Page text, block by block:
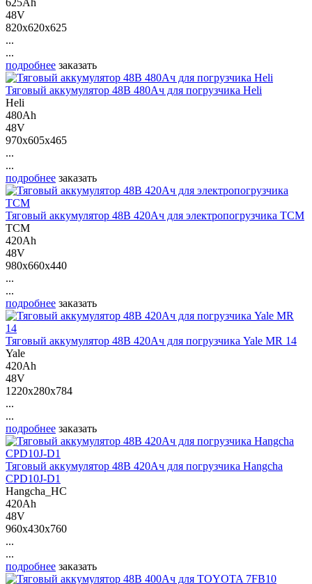
625Ah
48V
820x620x625
...
...
подробнее заказать
Тяговый аккумулятор 48В 480Ач для погрузчика Heli
Heli
480Ah
48V
970x605x465
...
...
подробнее заказать
Тяговый аккумулятор 48В 420Ач для электропогрузчика ТСМ
ТСМ
420Ah
48V
980x660x440
...
...
подробнее заказать
Тяговый аккумулятор 48В 420Ач для погрузчика Yale MR 14
Yale
420Ah
48V
1220x280x784
...
...
подробнее заказать
Тяговый аккумулятор 48В 420Ач для погрузчика Hangcha
CPD10J-D1
Hangcha_HC
420Ah
48V
960x430x760
...
...
подробнее заказать